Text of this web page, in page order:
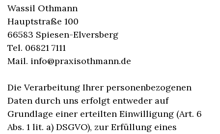
Wassil Othmann
Hauptstraße 100
66583 Spiesen-Elversberg
Tel. 06821 7111
Mail. info@praxisothmann.de
Die Verarbeitung Ihrer personenbezogenen
Daten durch uns erfolgt entweder auf
Grundlage einer erteilten Einwilligung (Art. 6
Abs. 1 lit. a) DSGVO), zur Erfüllung eines